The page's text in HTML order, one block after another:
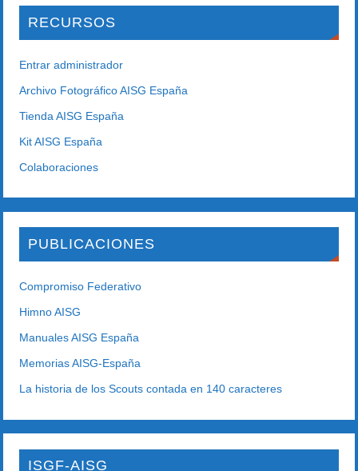
RECURSOS
Entrar administrador
Archivo Fotográfico AISG España
Tienda AISG España
Kit AISG España
Colaboraciones
PUBLICACIONES
Compromiso Federativo
Himno AISG
Manuales AISG España
Memorias AISG-España
La historia de los Scouts contada en 140 caracteres
ISGF-AISG